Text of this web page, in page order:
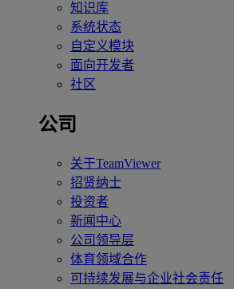
知识库
系统状态
自定义模块
面向开发者
社区
公司
关于TeamViewer
招贤纳士
投资者
新闻中心
公司领导层
体育领域合作
可持续发展与企业社会责任